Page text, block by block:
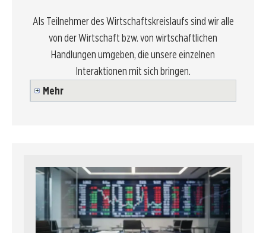
Als Teilnehmer des Wirtschaftskreislaufs sind wir alle
von der Wirtschaft bzw. von wirtschaftlichen
Handlungen umgeben, die unsere einzelnen
Interaktionen mit sich bringen.
Mehr